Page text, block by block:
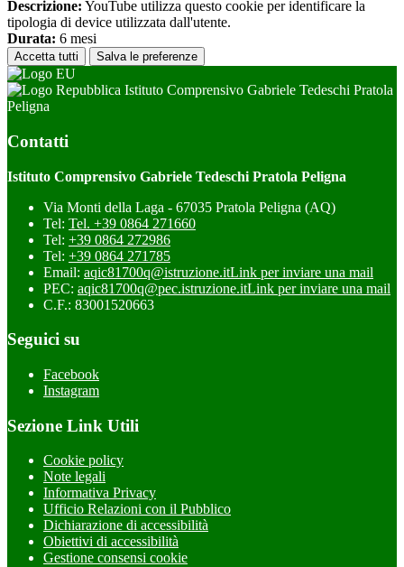
Descrizione: YouTube utilizza questo cookie per identificare la
tipologia di device utilizzata dall'utente.
Durata: 6 mesi
Accetta tutti Salva le preferenze
Istituto Comprensivo Gabriele Tedeschi Pratola
Peligna
Contatti
Istituto Comprensivo Gabriele Tedeschi Pratola Peligna
Via Monti della Laga - 67035 Pratola Peligna (AQ)
Tel: Tel. +39 0864 271660
Tel: +39 0864 272986
Tel: +39 0864 271785
Email: aqic81700q@istruzione.itLink per inviare una mail
PEC: aqic81700q@pec.istruzione.itLink per inviare una mail
C.F.: 83001520663
Seguici su
Facebook
Instagram
Sezione Link Utili
Cookie policy
Note legali
Informativa Privacy
Ufficio Relazioni con il Pubblico
Dichiarazione di accessibilità
Obiettivi di accessibilità
Gestione consensi cookie